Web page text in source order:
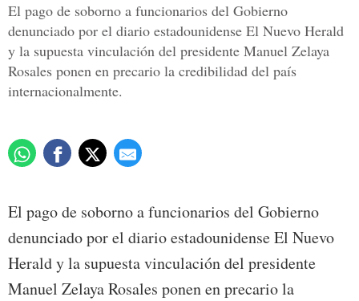
El pago de soborno a funcionarios del Gobierno
denunciado por el diario estadounidense El Nuevo Herald
y la supuesta vinculación del presidente Manuel Zelaya
Rosales ponen en precario la credibilidad del país
internacionalmente.
El pago de soborno a funcionarios del Gobierno
denunciado por el diario estadounidense El Nuevo
Herald y la supuesta vinculación del presidente
Manuel Zelaya Rosales ponen en precario la